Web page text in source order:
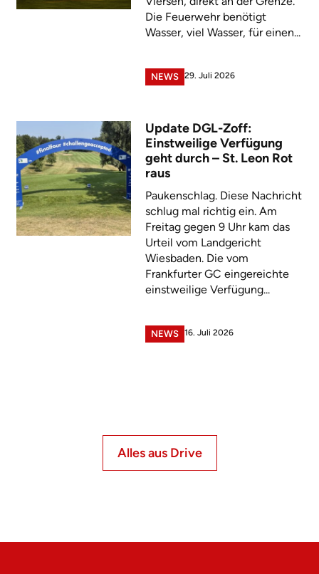
Die Feuerwehr benötigt
Wasser, viel Wasser, für einen...
NEWS 29. Juli 2026
Update DGL-Zoff:
Einstweilige Verfügung
geht durch – St. Leon Rot
raus
Paukenschlag. Diese Nachricht
schlug mal richtig ein. Am
Freitag gegen 9 Uhr kam das
Urteil vom Landgericht
Wiesbaden. Die vom
Frankfurter GC eingereichte
einstweilige Verfügung...
NEWS 16. Juli 2026
Alles aus Drive